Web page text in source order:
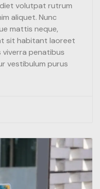
volutpat rutrum
aliquet. Nunc
mattis neque,
sit habitant laoreet
viverra penatibus
vestibulum purus